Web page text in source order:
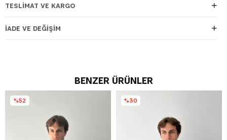
TESLIMAT VE KARGO
İADE VE DEĞIŞIM
BENZER ÜRÜNLER
%52 %30